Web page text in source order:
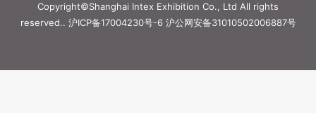
Copyright©Shanghai Intex Exhibition Co., Ltd All rights
reserved.. 沪ICP备17004230号-6沪公网安备31010502006887号